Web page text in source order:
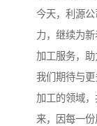
今天，利源
力，继续为
加工服务，助
我们期待与
加工的领域
来，因每一份